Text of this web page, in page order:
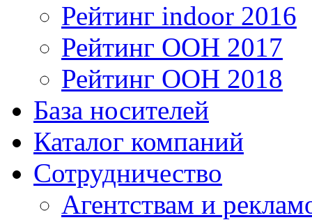
Рейтинг indoor 2016
Рейтинг OOH 2017
Рейтинг OOH 2018
База носителей
Каталог компаний
Сотрудничество
Агентствам и